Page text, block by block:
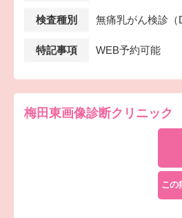
検査種別 無痛乳がん検診（
特記事項 WEB予約可能
梅田東画像診断クリニック
この